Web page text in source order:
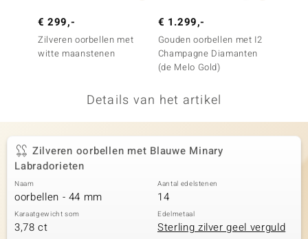
€ 299,-
Zilveren oorbellen met
witte maanstenen
€ 1.299,-
Gouden oorbellen met I2
Champagne Diamanten
(de Melo Gold)
Details van het artikel
Zilveren oorbellen met Blauwe Minary
Labradorieten
Naam
oorbellen - 44 mm
Aantal edelstenen
14
Karaatgewicht som
3,78 ct
Edelmetaal
Sterling zilver geel verguld